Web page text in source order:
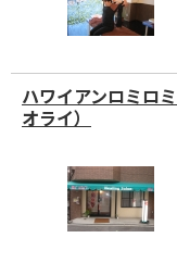
ハワイアンロミロ
オライ）